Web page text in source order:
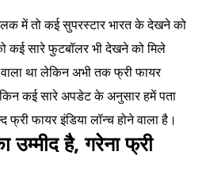
में तो कई सुपरस्टार भारत के देखने को
कई सारे फुटबॉलर भी देखने को मिले
था लेकिन अभी तक फ्री फायर
कई सारे अपडेट के अनुसार हमें पता
फायर इंडिया लॉन्च होने वाला है।
उम्मीद है, गरेना फ्री